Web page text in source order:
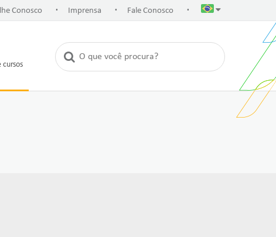
Conosco . Imprensa . Fale Conosco .
cursos